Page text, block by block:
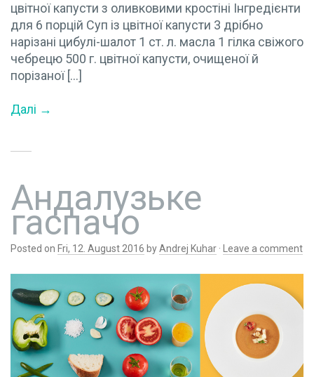
цвітної капусти з оливковими кростіні Інгредієнти
для 6 порцій Суп із цвітної капусти 3 дрібно
нарізані цибулі-шалот 1 ст. л. масла 1 гілка свіжого
чебрецю 500 г. цвітної капусти, очищеної й
порізаної […]
Далі →
Андалузьке
гаспачо
Posted on Fri, 12. August 2016 byAndrej Kuhar · Leave a comment